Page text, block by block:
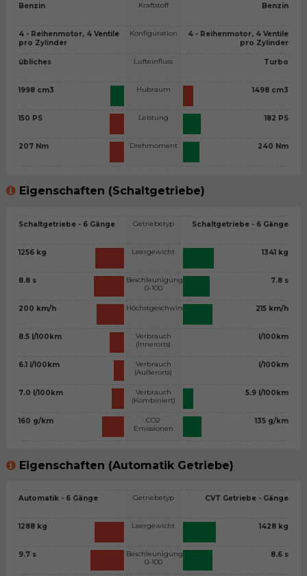
Benzin
4 - Reihenmotor, 4 Ventile
pro Zylinder
übliches
1998 cm3
150 PS
207 Nm
Kraftstoff
Konfiguration
Lufteinfluss
Hubraum
Leistung
Drehmoment
Benzin
4 - Reihenmotor, 4 Ventile
pro Zylinder
Turbo
1498 cm3
182 PS
240 Nm
Eigenschaften (Schaltgetriebe)
Schaltgetriebe - 6 Gänge
1256 kg
8.8 s
200 km/h
8.5 l/100km
6.1 l/100km
7.0 l/100km
160 g/km
Getriebetyp
Leergewicht
Beschleunigung
0-100
Höchstgeschwindigkeit
Verbrauch
(Innerorts)
Verbrauch
(Außerorts)
Verbrauch
(Kombiniert)
CO2
Emissionen
Schaltgetriebe - 6 Gänge
1341 kg
7.8 s
215 km/h
l/100km
l/100km
5.9 l/100km
135 g/km
Eigenschaften (Automatik Getriebe)
Automatik - 6 Gänge
1288 kg
9.7 s
Getriebetyp
Leergewicht
Beschleunigung
0-100
CVT Getriebe - Gänge
1428 kg
8.6 s